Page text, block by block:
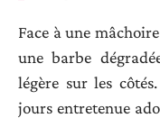
Face à une
une barbe
légère sur les
jours entretenue